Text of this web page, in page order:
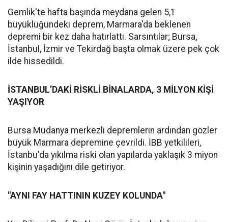
Gemlik'te hafta başında meydana gelen 5,1
büyüklüğündeki deprem, Marmara'da beklenen
depremi bir kez daha hatırlattı. Sarsıntılar; Bursa,
İstanbul, İzmir ve Tekirdağ başta olmak üzere pek çok
ilde hissedildi.
İSTANBUL’DAKİ RİSKLİ BİNALARDA, 3 MİLYON KİŞİ
YAŞIYOR
Bursa Mudanya merkezli depremlerin ardından gözler
büyük Marmara depremine çevrildi. İBB yetkilileri,
İstanbu'da yıkılma riski olan yapılarda yaklaşık 3 miyon
kişinin yaşadığını dile getiriyor.
"AYNI FAY HATTININ KUZEY KOLUNDA"